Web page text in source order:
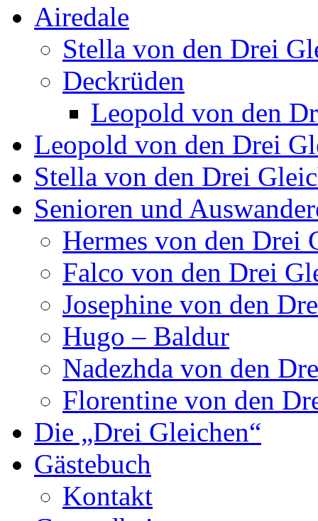
Airedale
Stella von den Drei
Deckrüden
Leopold von den
Leopold von den Drei
Stella von den Drei
Senioren und
Hermes von den Drei
Falco von den Drei
Josephine von den
Hugo – Baldur
Nadezhda von den
Florentine von den
Die „Drei Gleichen“
Gästebuch
Kontakt